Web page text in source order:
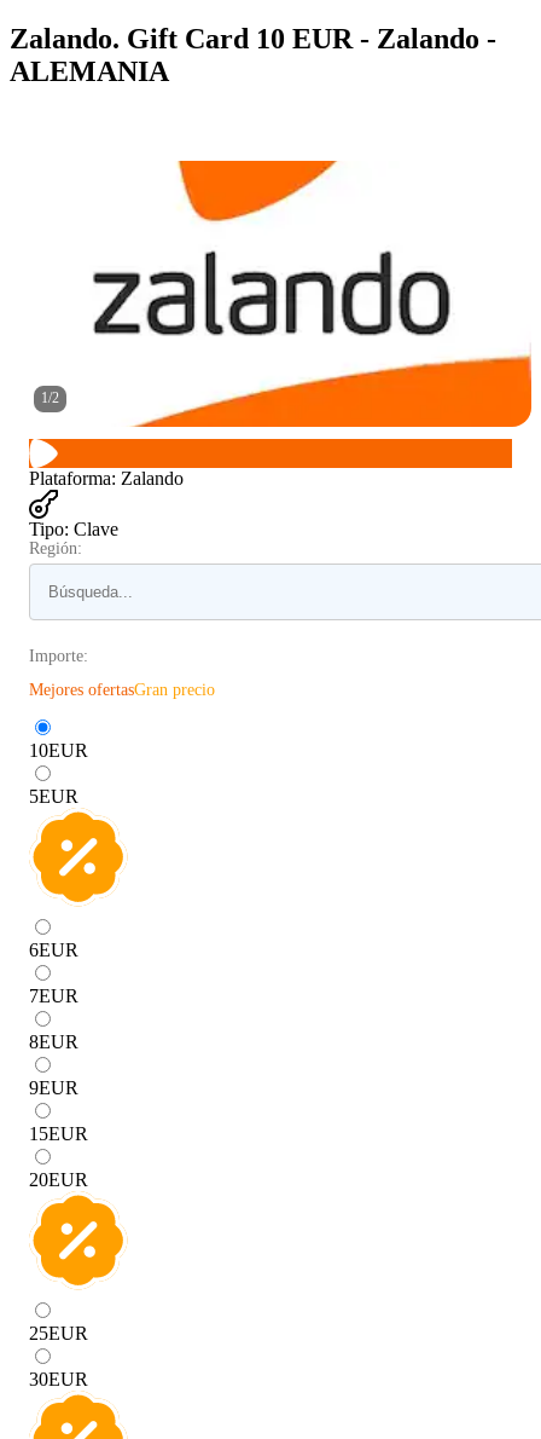
Zalando. Gift Card 10 EUR - Zalando -
ALEMANIA
1/2
Plataforma: Zalando
Tipo: Clave
Región:
Importe:
Mejores ofertasGran precio
10EUR
5EUR
6EUR
7EUR
8EUR
9EUR
15EUR
20EUR
25EUR
30EUR